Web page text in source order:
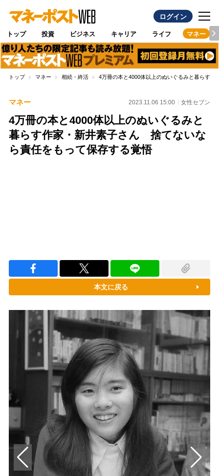
ログイン
トップ 投資 ビジネス キャリア ライフ マネー
トップ マネー 相続・終活 4万冊の本と4000体以上のぬいぐるみと暮らす
マネー 2023.11.06 15:00 女性セブン
4万冊の本と4000体以上のぬいぐるみと
暮らす作家・新井素子さん 捨てないな
ら責任をもって保存する覚悟
本文に戻る